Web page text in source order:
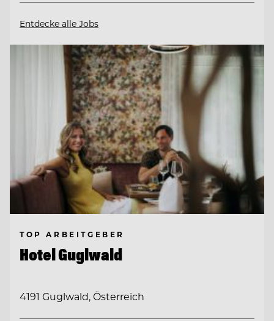
Entdecke alle Jobs
TOP ARBEITGEBER
Hotel Guglwald
4191 Guglwald, Österreich